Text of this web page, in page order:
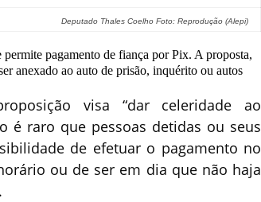
Deputado Thales Coelho Foto: Reprodução (Alepi)
pagamento de fiança por Pix. A proposta,
anexado ao auto de prisão, inquérito ou autos
visa “dar celeridade ao
é raro que pessoas detidas ou seus
de efetuar o pagamento no
ou de ser em dia que não haja